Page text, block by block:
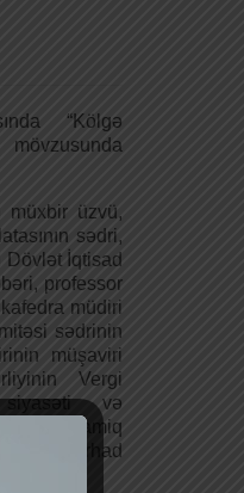
“Kölgə
müxbir üzvü,
sədri,
Dövlət İqtisad
professor
müdiri
sədrinin
müşaviri
Vergi
siyasəti və
Namiq
Fərhad